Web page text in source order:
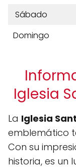
Sábado
Domingo
Iglesia
La Iglesia
emblemático
Con su
historia, es un